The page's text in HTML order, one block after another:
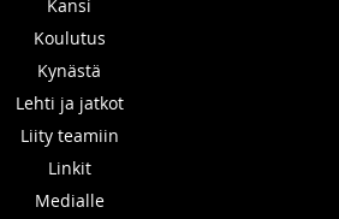
Kansi
Koulutus
Kynästä
Lehti ja jatkot
Liity teamiin
Linkit
Medialle